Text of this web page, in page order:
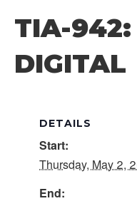
TIA-942:
DIGITAL
DETAILS
Start:
Thursday, May 2,
End: